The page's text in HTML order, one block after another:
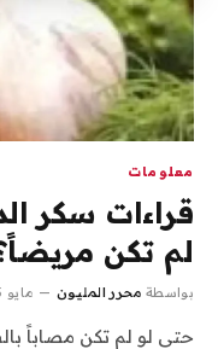
معلومات
قراءات سكر
لم تكن
بواسطة محرر المليون مايو 5, 2026
حتى لو لم تكن مصاباً